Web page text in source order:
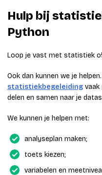
Hulp bij
Python
Loop je vast met statistiek
Ook dan kunnen we je
statistiekbegeleiding vaak
delen en samen naar je
We kunnen je helpen met:
analyseplan maken;
toets kiezen;
variabelen en